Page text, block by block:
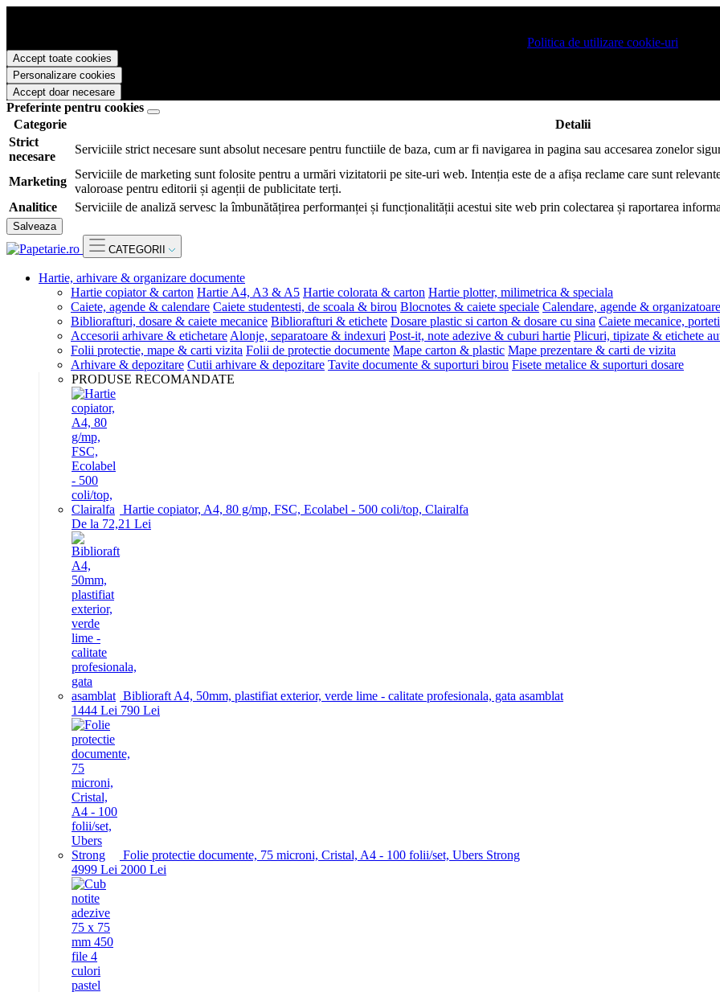
Politica de utilizare cookie-uri
Accept toate cookies
Personalizare cookies
Accept doar necesare
Preferinte pentru cookies
Categorie
Detalii
Strict
necesare
Serviciile strict necesare sunt absolut necesare pentru functiile de baza, cum ar fi navigarea in pagina sau accesarea zonelor
Marketing
Serviciile de marketing sunt folosite pentru a urmări vizitatorii pe site-uri web. Intenția este de a afișa reclame care sunt
valoroase pentru editorii și agenții de publicitate terți.
Analitice
Serviciile de analiză servesc la îmbunătățirea performanței și funcționalității acestui site web prin colectarea și raportarea
Salveaza
CATEGORII
Hartie, arhivare & organizare documente
Hartie copiator & carton Hartie A4, A3 & A5 Hartie colorata & carton Hartie plotter, milimetrica & speciala
Caiete, agende & calendare Caiete studentesti, de scoala & birou Blocnotes & caiete speciale Calendare, agende & organizatoare
Bibliorafturi, dosare & caiete mecanice Bibliorafturi & etichete Dosare plastic si carton & dosare cu sina Caiete mecanice,
Accesorii arhivare & etichetare Alonje, separatoare & indexuri Post-it, note adezive & cuburi hartie Plicuri, tipizate & etichete
Folii protectie, mape & carti vizita Folii de protectie documente Mape carton & plastic Mape prezentare & carti de vizita
Arhivare & depozitare Cutii arhivare & depozitare Tavite documente & suporturi birou Fisete metalice & suporturi dosare
PRODUSE RECOMANDATE
Hartie copiator, A4, 80 g/mp, FSC, Ecolabel - 500 coli/top, Clairalfa
De la 72,21 Lei
Biblioraft A4, 50mm, plastifiat exterior, verde lime - calitate profesionala, gata asamblat
1444 Lei 790 Lei
Folie protectie documente, 75 microni, Cristal, A4 - 100 folii/set, Ubers Strong
4999 Lei 2000 Lei